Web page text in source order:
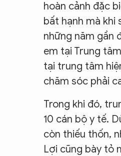
hoàn cảnh đặc
bất hạnh mà khi
những năm gần
em tại Trung
tại trung tâm
chăm sóc phải
Trong khi đó,
10 cán bộ y tế.
còn thiếu thốn,
Lợi cũng bày tỏ